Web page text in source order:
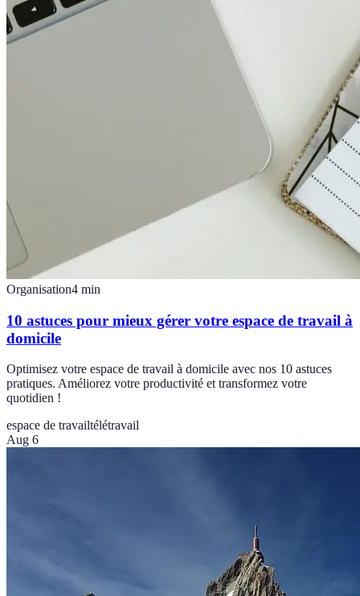
Organisation4 min
10 astuces pour mieux gérer votre espace de travail à
domicile
Optimisez votre espace de travail à domicile avec nos 10 astuces
pratiques. Améliorez votre productivité et transformez votre
quotidien !
espace de travailtélétravail
Aug 6